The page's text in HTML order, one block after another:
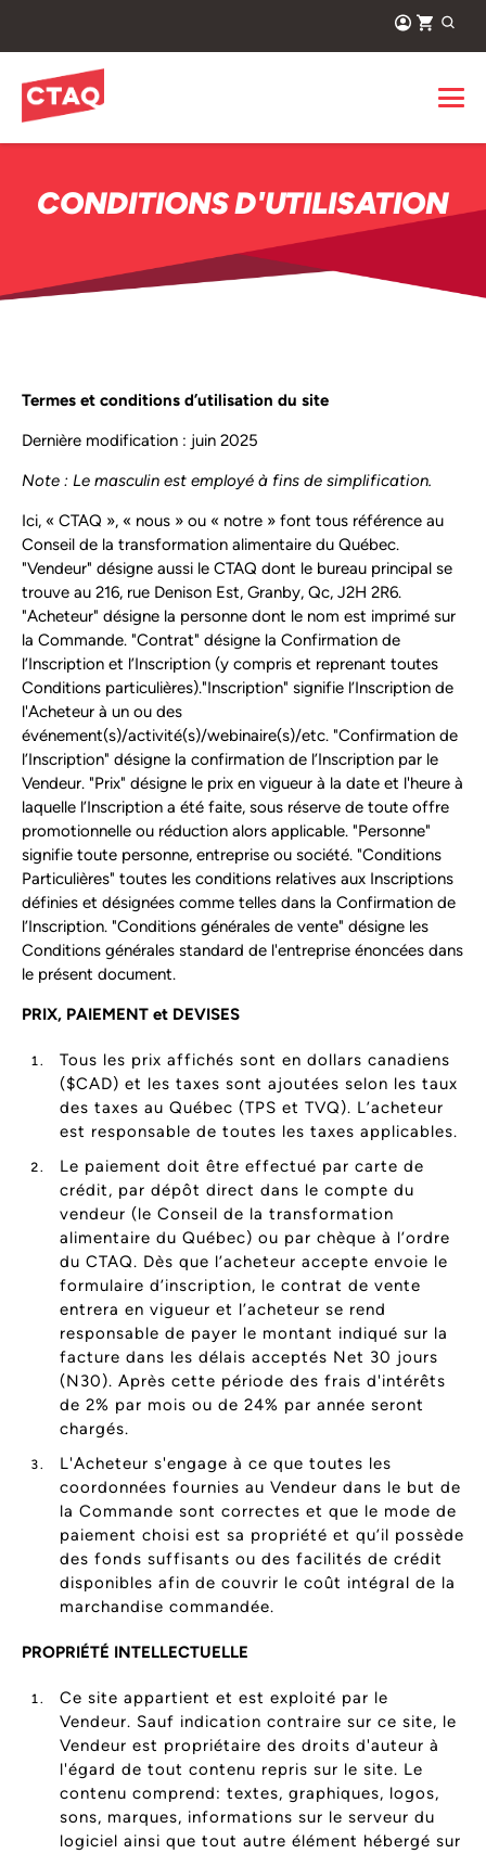
CONDITIONS D'UTILISATION
Termes et conditions d’utilisation du site
Dernière modification : juin 2025
Note : Le masculin est employé à fins de simplification.
Ici, « CTAQ », « nous » ou « notre » font tous référence au
Conseil de la transformation alimentaire du Québec.
"Vendeur" désigne aussi le CTAQ dont le bureau principal se
trouve au 216, rue Denison Est, Granby, Qc, J2H 2R6.
"Acheteur" désigne la personne dont le nom est imprimé sur
la Commande. "Contrat" désigne la Confirmation de
l’Inscription et l’Inscription (y compris et reprenant toutes
Conditions particulières)."Inscription" signifie l’Inscription de
l'Acheteur à un ou des
événement(s)/activité(s)/webinaire(s)/etc. "Confirmation de
l’Inscription" désigne la confirmation de l’Inscription par le
Vendeur. "Prix" désigne le prix en vigueur à la date et l'heure à
laquelle l’Inscription a été faite, sous réserve de toute offre
promotionnelle ou réduction alors applicable. "Personne"
signifie toute personne, entreprise ou société. "Conditions
Particulières" toutes les conditions relatives aux Inscriptions
définies et désignées comme telles dans la Confirmation de
l’Inscription. "Conditions générales de vente" désigne les
Conditions générales standard de l'entreprise énoncées dans
le présent document.
PRIX, PAIEMENT et DEVISES
Tous les prix affichés sont en dollars canadiens
($CAD) et les taxes sont ajoutées selon les taux
des taxes au Québec (TPS et TVQ). L’acheteur
est responsable de toutes les taxes applicables.
Le paiement doit être effectué par carte de
crédit, par dépôt direct dans le compte du
vendeur (le Conseil de la transformation
alimentaire du Québec) ou par chèque à l’ordre
du CTAQ. Dès que l’acheteur accepte envoie le
formulaire d’inscription, le contrat de vente
entrera en vigueur et l’acheteur se rend
responsable de payer le montant indiqué sur la
facture dans les délais acceptés Net 30 jours
(N30). Après cette période des frais d'intérêts
de 2% par mois ou de 24% par année seront
chargés.
L'Acheteur s'engage à ce que toutes les
coordonnées fournies au Vendeur dans le but de
la Commande sont correctes et que le mode de
paiement choisi est sa propriété et qu’il possède
des fonds suffisants ou des facilités de crédit
disponibles afin de couvrir le coût intégral de la
marchandise commandée.
PROPRIÉTÉ INTELLECTUELLE
Ce site appartient et est exploité par le
Vendeur. Sauf indication contraire sur ce site, le
Vendeur est propriétaire des droits d'auteur à
l'égard de tout contenu repris sur le site. Le
contenu comprend: textes, graphiques, logos,
sons, marques, informations sur le serveur du
logiciel ainsi que tout autre élément hébergé sur